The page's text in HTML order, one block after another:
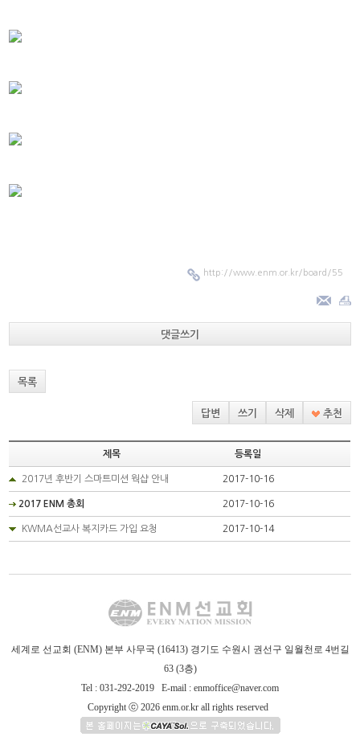
http://www.enm.or.kr/board/55
댓글쓰기
목록
답변 쓰기 삭제 추천
제목 등록일
2017년 후반기 스마트미션 웍샵 안내 2017-10-16
2017 ENM 총회 2017-10-16
KWMA선교사 복지카드 가입 요청 2017-10-14
세계로 선교회 (ENM) 본부 사무국 (16413) 경기도 수원시 권선구 일월천로 4번길
63 (3층)
Tel : 031-292-2019 E-mail : enmoffice@naver.com
Copyright ⓒ 2026 enm.or.kr all rights reserved